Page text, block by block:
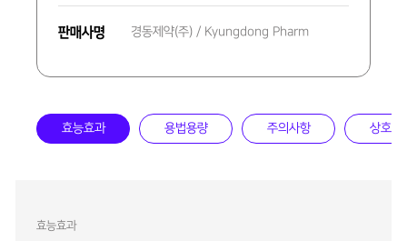
판매사명 경동제약(주) / Kyungdong Pharm
효능효과 용법용량 주의사항 상호작
효능효과